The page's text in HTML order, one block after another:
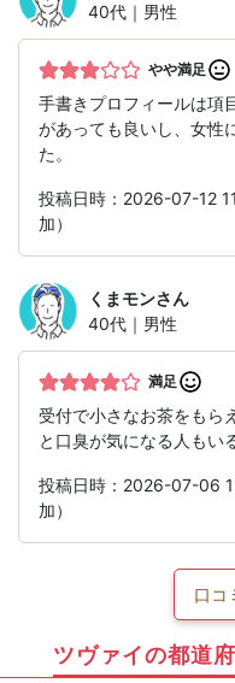
40代｜男性
やや満足
手書きプロフィールは項
があっても良いし、女性
た。
投稿日時：2026-07-12
加）
くまモンさん
40代｜男性
満足
受付で小さなお茶をもら
と口臭が気になる人もい
投稿日時：2026-07-06
加）
口コ
ツヴァイの都道